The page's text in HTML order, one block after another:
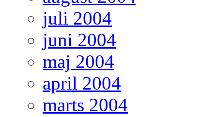
juli 2004
juni 2004
maj 2004
april 2004
marts 2004